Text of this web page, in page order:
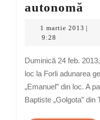
autonomă
s-
a
1 martie 2013 1
9:28
Duminică 24 feb. 2013, începând cu ora 11:30 a avut
loc la Forli adunarea
„Emanuel” din loc. A
Baptiste „Golgota” din